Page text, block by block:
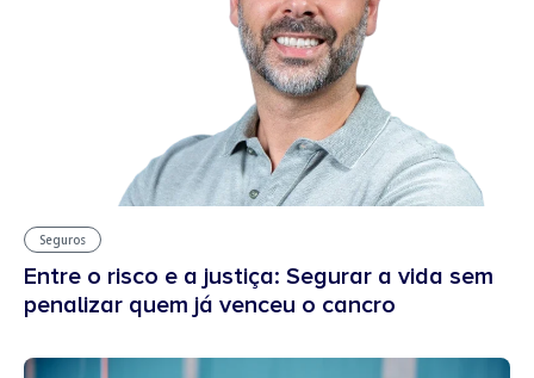
Seguros
Entre o risco e a justiça: Segurar a vida sem
penalizar quem já venceu o cancro